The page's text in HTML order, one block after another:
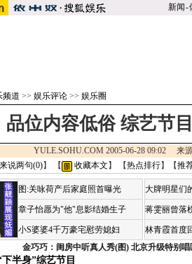
新闻-
频道 >> 娱乐评论 >> 娱乐圈
品位内容低俗 综艺节
YULE.SOHU.COM 2005-06-28 09:02 来源
说两句(0)】 【 收藏本文 】 【热点排行】【推
图:关咏荷产后家庭照首曝光
章子怡愿为"他"息影结婚生子
小S婆婆4千万豪宅慰劳媳妇
大牌明星们
蒋雯丽曾落
林青霞首度
金巧巧：闺房中听真人秀(图) 北京升级特别
半身”综艺节目